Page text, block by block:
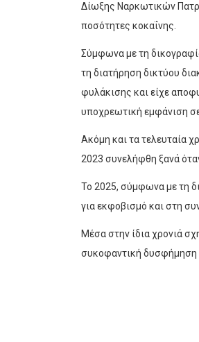
Δίωξης Ναρκωτικών
ποσότητες κοκαΐνης.
Σύμφωνα με τη
τη διατήρηση δικτύου
φυλάκισης και είχε
υποχρεωτική εμφάνιση
Ακόμη και τα τελευταία
2023 συνελήφθη ξανά
Το 2025, σύμφωνα με τη
για εκφοβισμό και στη
Μέσα στην ίδια χρονιά
συκοφαντική δυσφήμηση